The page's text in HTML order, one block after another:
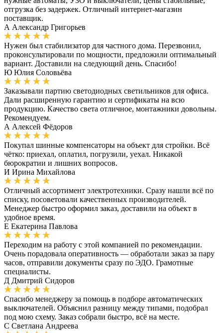
отгрузка без задержек. Отличный интернет-магазин
поставщик.
А Александр Григорьев
Нужен был стабилизатор для частного дома. Перезвонил,
проконсультировали по мощности, предложили оптимальный
вариант. Доставили на следующий день. Спасибо!
Ю Юлия Соловьёва
Заказывали партию светодиодных светильников для офиса.
Дали расширенную гарантию и сертификаты на всю
продукцию. Качество света отличное, монтажники довольны.
Рекомендуем.
А Алексей Фёдоров
Покупал шинные компенсаторы на объект для стройки. Всё
чётко: приехал, оплатил, погрузили, уехал. Никакой
бюрократии и лишних вопросов.
И Ирина Михайлова
Отличный ассортимент электротехники. Сразу нашли всё по
списку, посоветовали качественных производителей.
Менеджер быстро оформил заказ, доставили на объект в
удобное время.
Е Екатерина Павлова
Переходим на работу с этой компанией по рекомендации.
Очень порадовала оперативность — обработали заказ за пару
часов, отправили документы сразу по ЭДО. Грамотные
специалисты.
Д Дмитрий Сидоров
Спасибо менеджеру за помощь в подборе автоматических
выключателей. Объяснил разницу между типами, подобрал
под мою схему. Заказ собрали быстро, всё на месте.
С Светлана Андреева